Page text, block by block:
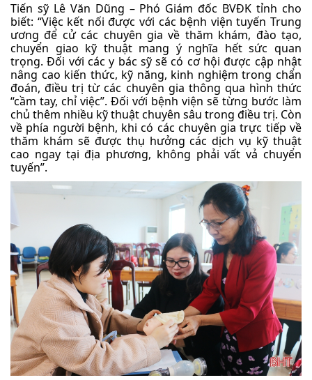
Tiến sỹ Lê Văn Dũng – Phó Giám đốc BVĐK tỉnh cho
biết: “Việc kết nối được với các bệnh viện tuyến Trung
ương để cử các chuyên gia về thăm khám, đào tạo,
chuyển giao kỹ thuật mang ý nghĩa hết sức quan
trọng. Đối với các y bác sỹ sẽ có cơ hội được cập nhật
nâng cao kiến thức, kỹ năng, kinh nghiệm trong chẩn
đoán, điều trị từ các chuyên gia thông qua hình thức
“cầm tay, chỉ việc”. Đối với bệnh viện sẽ từng bước làm
chủ thêm nhiều kỹ thuật chuyên sâu trong điều trị. Còn
về phía người bệnh, khi có các chuyên gia trực tiếp về
thăm khám sẽ được thụ hưởng các dịch vụ kỹ thuật
cao ngay tại địa phương, không phải vất vả chuyển
tuyến”.